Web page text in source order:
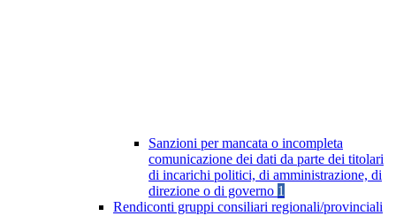
Sanzioni per mancata o incompleta
comunicazione dei dati da parte dei titolari
di incarichi politici, di amministrazione, di
direzione o di governo 1
Rendiconti gruppi consiliari regionali/provinciali